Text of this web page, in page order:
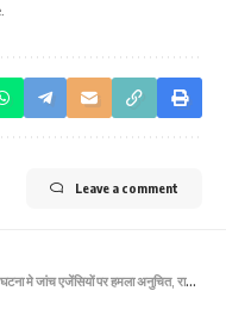
Leave a comment
जांच एजेंसियों पर हमला अनुचित, राजनीति से बाज आये कांग्रेसः चौहान